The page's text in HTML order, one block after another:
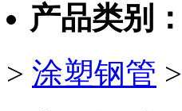
产品类别：
> 涂塑钢管 >